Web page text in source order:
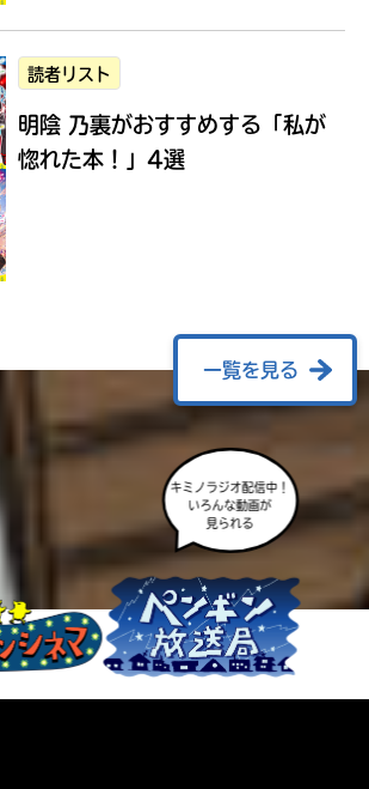
読者リスト
明陰 乃裏がおすすめする 「私が
惚れた本！」4選
一覧を見る
キミノラジオ配信中！
いろんな動画が
見られる
に
エ
も
度
み
て
ね
る